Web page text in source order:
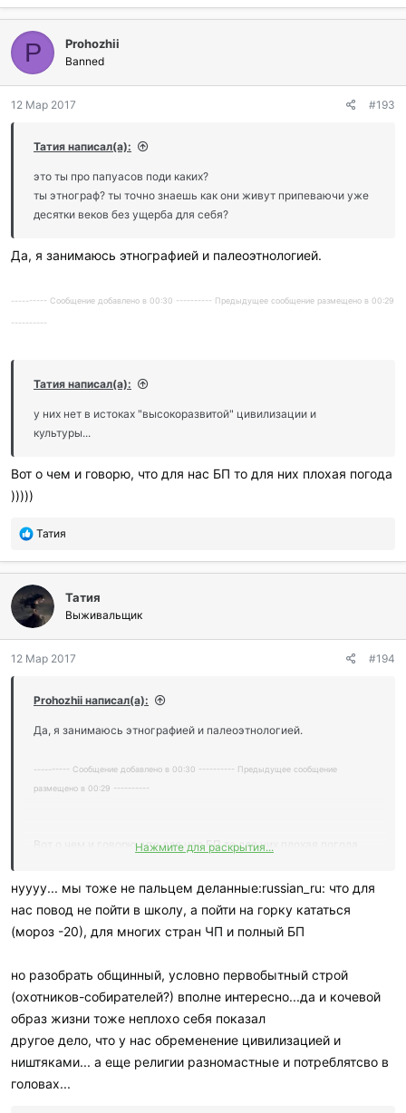
P Prohozhii
Banned
12 Мар 2017 #193
Татия написал(а):
это ты про папуасов поди каких?
ты этнограф? ты точно знаешь как они живут припеваючи уже
десятки веков без ущерба для себя?
Да, я занимаюсь этнографией и палеоэтнологией.
---------- Сообщение добавлено в 00:30 ---------- Предыдущее сообщение размещено в 00:29
----------
Татия написал(а):
у них нет в истоках "высокоразвитой" цивилизации и
культуры...
Вот о чем и говорю, что для нас БП то для них плохая погода
)))))
П
б
л
а
г
о
а
и
и
Татия
Татия
Выживальщик
12 Мар 2017 #194
Prohozhii написал(а):
Да, я занимаюсь этнографией и палеоэтнологией.
---------- Сообщение добавлено в 00:30 ---------- Предыдущее сообщение
размещено в 00:29 ----------
Вот о чем и говорю, что для нас БП то для них плохая погода
Нажмите для раскрытия...
нуууу... мы тоже не пальцем деланные:russian_ru: что для
нас повод не пойти в школу, а пойти на горку кататься
(мороз -20), для многих стран ЧП и полный БП
но разобрать общинный, условно первобытный строй
(охотников-собирателей?) вполне интересно...да и кочевой
образ жизни тоже неплохо себя показал
другое дело, что у нас обременение цивилизацией и
ништяками... а еще религии разномастные и потреблятсво в
головах...